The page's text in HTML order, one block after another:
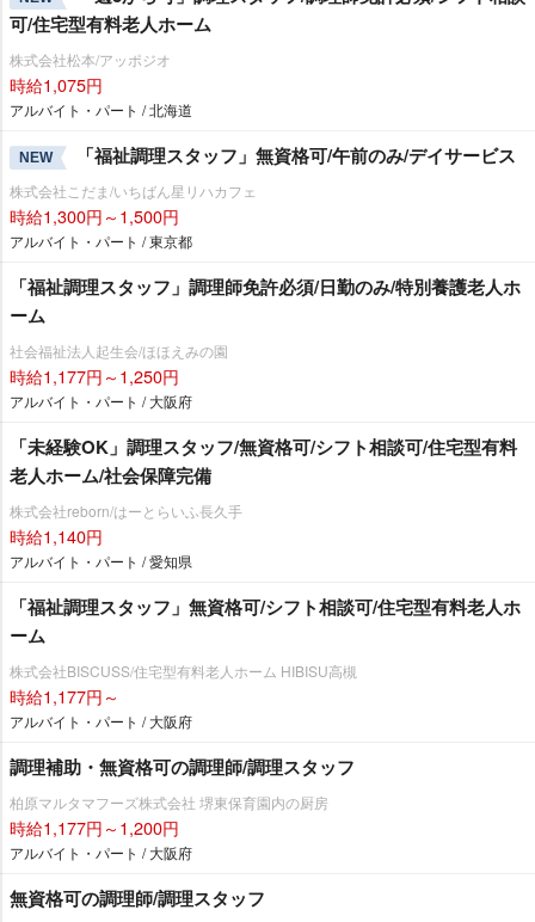
可/住宅型有料老人ホーム
株式会社松本/アッポジオ
時給1,075円
アルバイト・パート / 北海道
NEW 「福祉調理スタッフ」無資格可/午前のみ/デイサービス
株式会社こだま/いちばん星リハカフェ
時給1,300円～1,500円
アルバイト・パート / 東京都
「福祉調理スタッフ」調理師免許必須/日勤のみ/特別養護老人ホ
ーム
社会福祉法人起生会/ほほえみの園
時給1,177円～1,250円
アルバイト・パート / 大阪府
「未経験OK」調理スタッフ/無資格可/シフト相談可/住宅型有料
老人ホーム/社会保障完備
株式会社reborn/はーとらいふ長久手
時給1,140円
アルバイト・パート / 愛知県
「福祉調理スタッフ」無資格可/シフト相談可/住宅型有料老人ホ
ーム
株式会社BISCUSS/住宅型有料老人ホーム HIBISU高槻
時給1,177円～
アルバイト・パート / 大阪府
調理補助・無資格可の調理師/調理スタッフ
柏原マルタマフーズ株式会社 堺東保育園内の厨房
時給1,177円～1,200円
アルバイト・パート / 大阪府
無資格可の調理師/調理スタッフ